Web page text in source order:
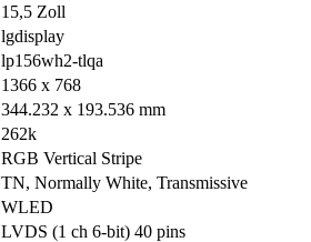
15,5 Zoll
lgdisplay
lp156wh2-tlqa
1366 x 768
344.232 x 193.536 mm
262k
RGB Vertical Stripe
TN, Normally White, Transmissive
WLED
LVDS (1 ch 6-bit) 40 pins